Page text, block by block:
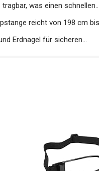
was einen schnellen...
reicht von 198 cm
Erdnagel für sicheren...